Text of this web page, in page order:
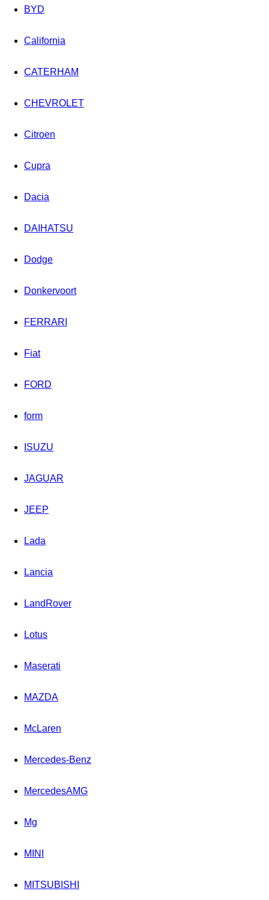
BYD
California
CATERHAM
CHEVROLET
Citroen
Cupra
Dacia
DAIHATSU
Dodge
Donkervoort
FERRARI
Fiat
FORD
form
ISUZU
JAGUAR
JEEP
Lada
Lancia
LandRover
Lotus
Maserati
MAZDA
McLaren
Mercedes-Benz
MercedesAMG
Mg
MINI
MITSUBISHI